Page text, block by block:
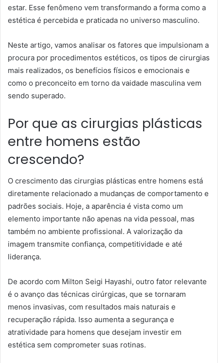
estar. Esse fenômeno vem transformando a forma como a
estética é percebida e praticada no universo masculino.
Neste artigo, vamos analisar os fatores que impulsionam a
procura por procedimentos estéticos, os tipos de cirurgias
mais realizados, os benefícios físicos e emocionais e
como o preconceito em torno da vaidade masculina vem
sendo superado.
Por que as cirurgias plásticas
entre homens estão
crescendo?
O crescimento das cirurgias plásticas entre homens está
diretamente relacionado a mudanças de comportamento e
padrões sociais. Hoje, a aparência é vista como um
elemento importante não apenas na vida pessoal, mas
também no ambiente profissional. A valorização da
imagem transmite confiança, competitividade e até
liderança.
De acordo com Milton Seigi Hayashi, outro fator relevante
é o avanço das técnicas cirúrgicas, que se tornaram
menos invasivas, com resultados mais naturais e
recuperação rápida. Isso aumenta a segurança e
atratividade para homens que desejam investir em
estética sem comprometer suas rotinas.